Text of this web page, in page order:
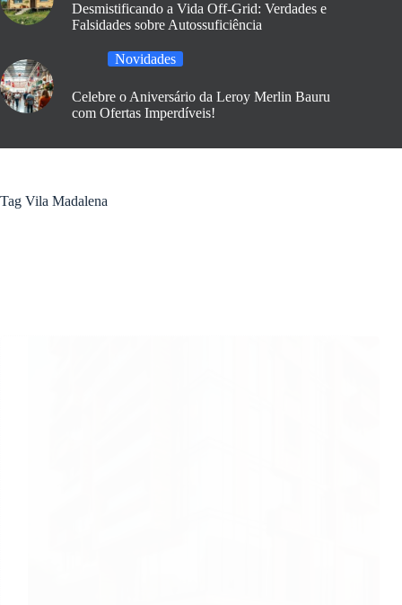
Desmistificando a Vida Off-Grid: Verdades e
Falsidades sobre Autossuficiência
Novidades
Celebre o Aniversário da Leroy Merlin Bauru
com Ofertas Imperdíveis!
Tag Vila Madalena